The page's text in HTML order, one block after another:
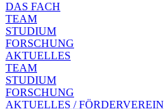
DAS FACH
TEAM
STUDIUM
FORSCHUNG
AKTUELLES
TEAM
STUDIUM
FORSCHUNG
AKTUELLES / FÖRDERVEREIN